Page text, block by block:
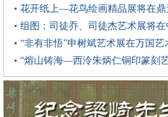
• 花开纸上—花鸟绘画精品展将在
• 组图：司徒乔、司徒杰艺术展将
• “非有非悟”申树斌艺术展在万国艺
• “熔山铸海—西泠朱炳仁铜印篆刻